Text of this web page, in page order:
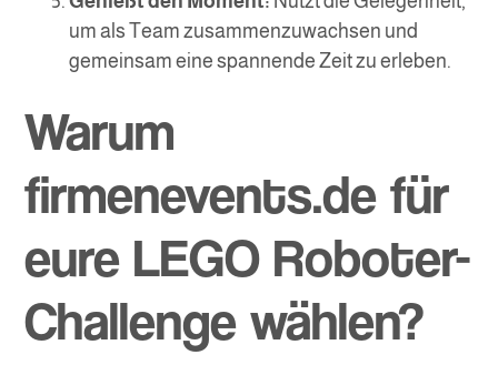
um als Team zusammenzuwachsen und
gemeinsam eine spannende Zeit zu erleben.
Warum
firmenevents.de für
eure LEGO Roboter-
Challenge wählen?